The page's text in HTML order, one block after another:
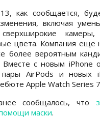
как сообщается,
включая
цвета. Компания еще
более вероятным
Вместе с новым iPhone
пары AirPods и новых
Apple Watch Series
сообщалось, что
маски.